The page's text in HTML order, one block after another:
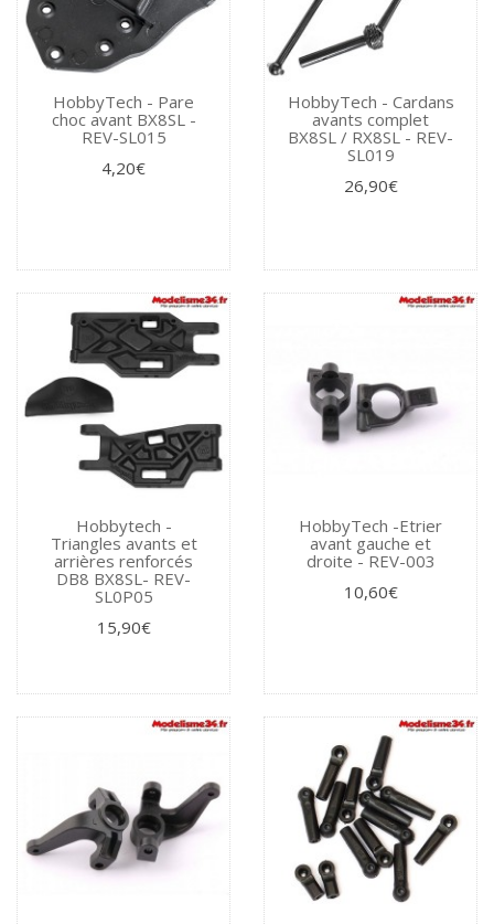
HobbyTech - Pare
choc avant BX8SL -
REV-SL015
4,20€
HobbyTech - Cardans
avants complet
BX8SL / RX8SL - REV-
SL019
26,90€
Hobbytech -
Triangles avants et
arrières renforcés
DB8 BX8SL- REV-
SL0P05
15,90€
HobbyTech -Etrier
avant gauche et
droite - REV-003
10,60€